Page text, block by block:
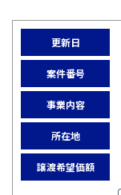
更新日
案件番号
事業内容
所在地
譲渡希望価額